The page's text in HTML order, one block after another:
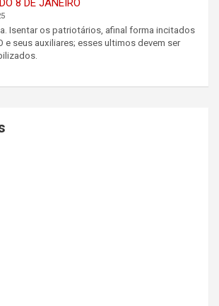
8 DE JANEIRO
Isentar os patriotários, afinal forma incitados
e seus auxiliares; esses ultimos devem ser